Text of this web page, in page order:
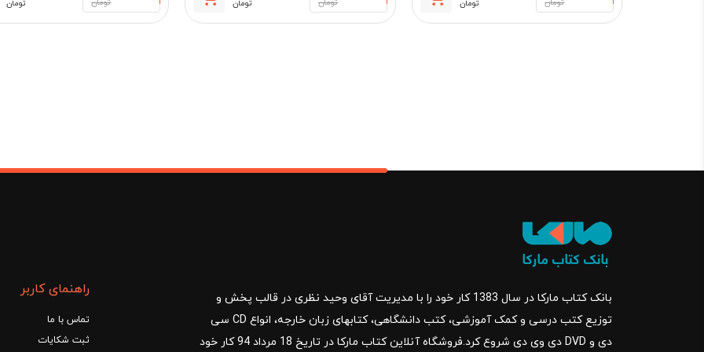
تومان
اصلی:
تومان
فعلی:
تومان
اصلی:
تومان
فعلی:
تومان تومان
بانک کتاب مارکا در سال 1383 کار خود را با مدیریت آقای وحید نظری در قالب پخش و
توزیع کتب درسی و کمک آموزشی، کتب دانشگاهی، کتابهای زبان خارجه، انواع CD سی
دی و DVD دی وی دی شروع کرد.فروشگاه آنلاین کتاب مارکا در تاریخ 18 مرداد 94 کار خود
راهنمای کاربر
تماس با ما
ثبت شکایات